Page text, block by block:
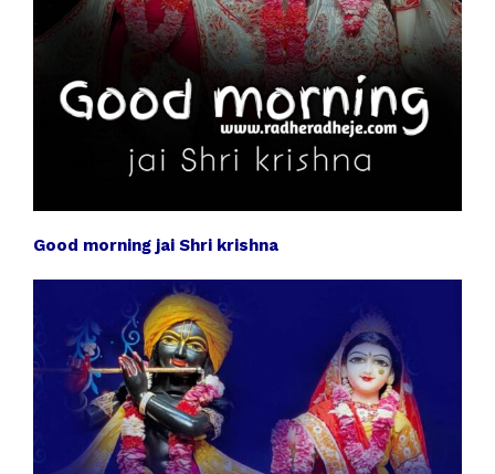
Good morning jai Shri krishna